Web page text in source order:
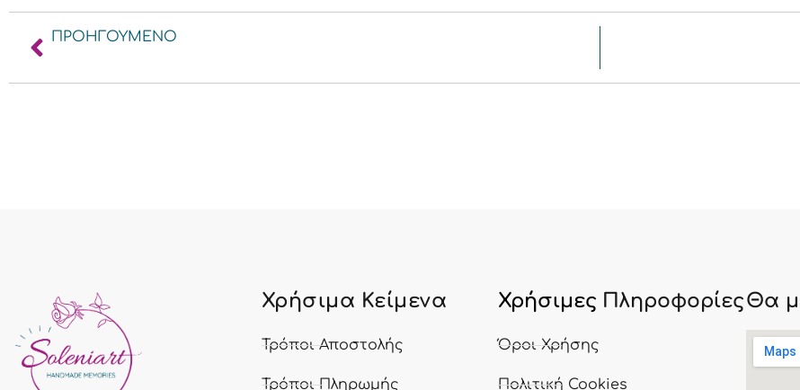
ΠΡΟΗΓΟΥΜΕΝΟ
Χρήσιμα Κείμενα
Τρόποι Αποστολής
Τρόποι Πληρωμής
Χρήσιμες Πληροφορίες
Όροι Χρήσης
Πολιτική Cookies
Θα